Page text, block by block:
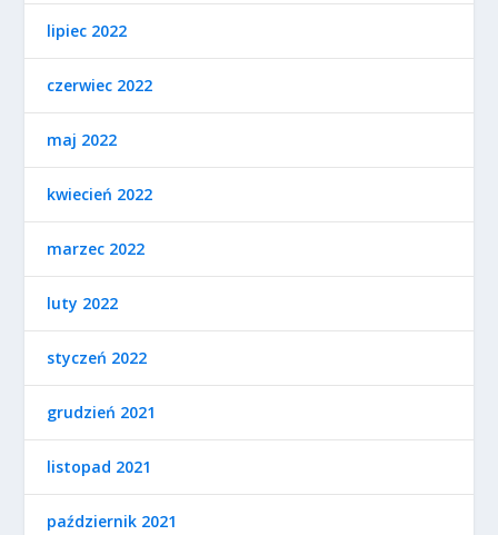
lipiec 2022
czerwiec 2022
maj 2022
kwiecień 2022
marzec 2022
luty 2022
styczeń 2022
grudzień 2021
listopad 2021
październik 2021